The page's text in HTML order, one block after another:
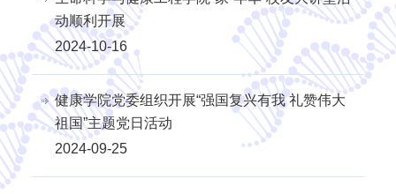
动顺利开展
2024-10-16
健康学院党委组织开展“强国复兴有我 礼赞伟大
祖国”主题党日活动
2024-09-25